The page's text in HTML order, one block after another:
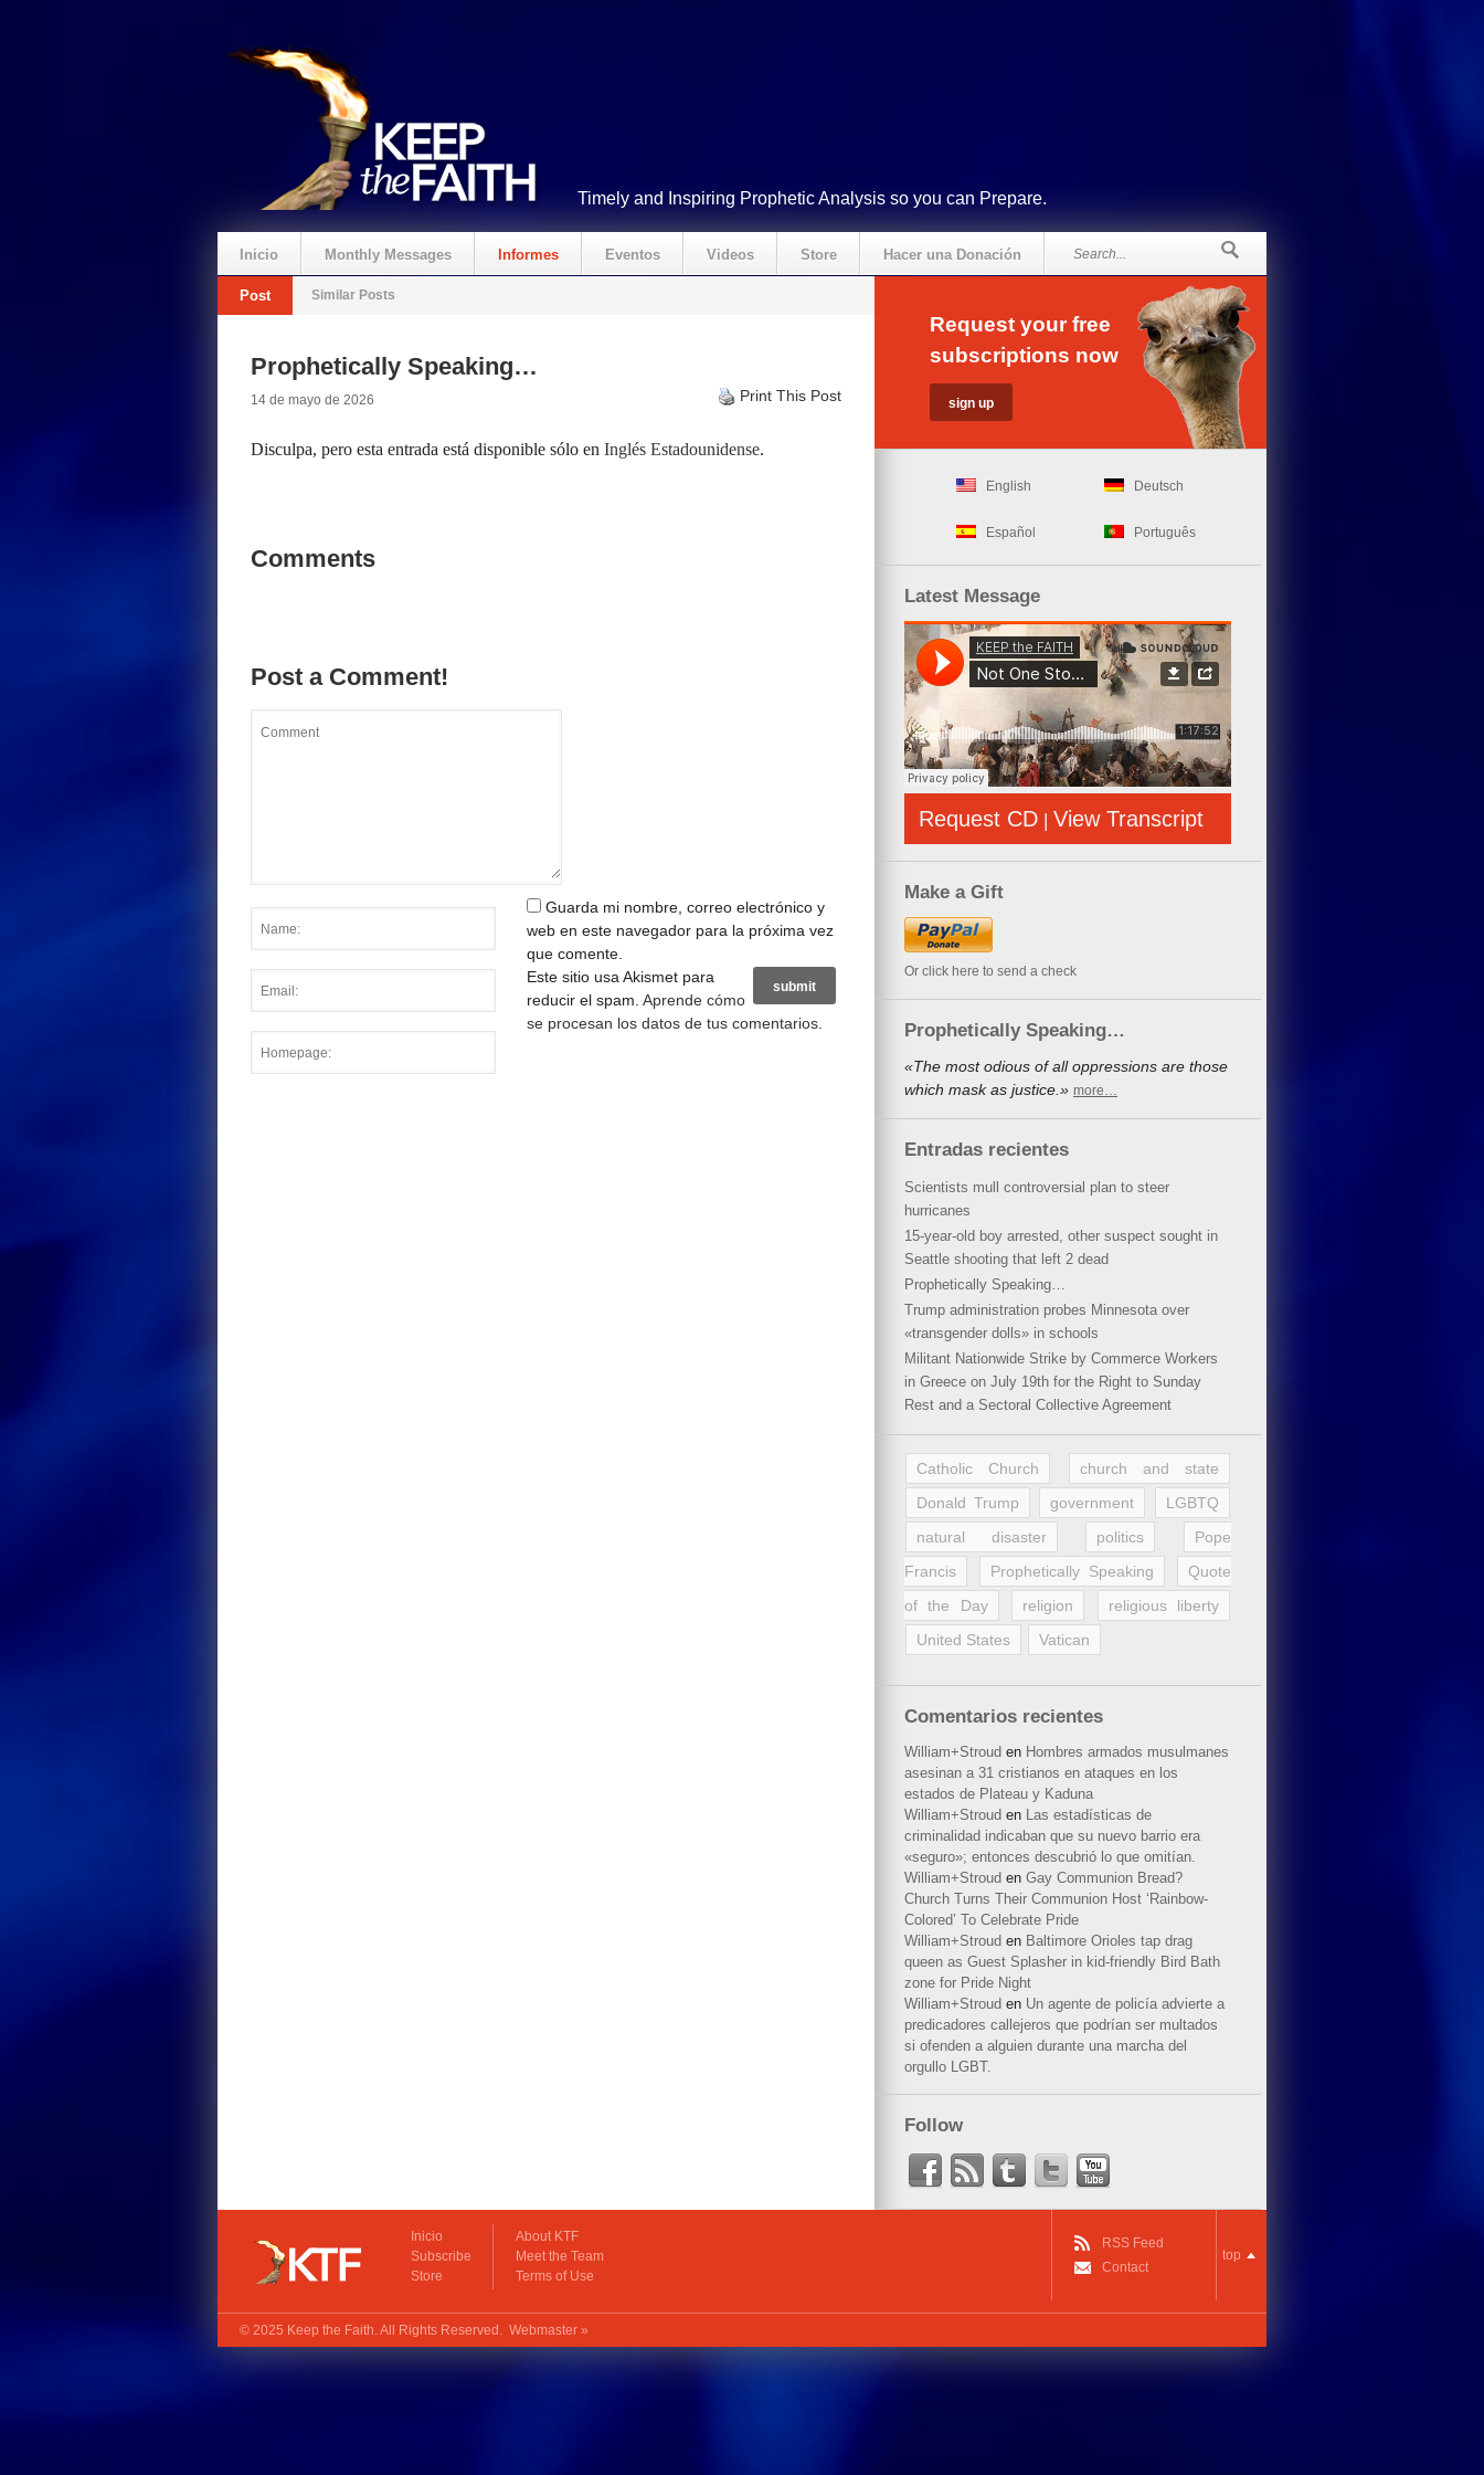
Timely and Inspiring Prophetic Analysis so you can Prepare.
Inicio Monthly Messages Informes Eventos Videos Store Hacer una Donación
Post Similar Posts
Prophetically Speaking…
14 de mayo de 2026 Print This Post
Disculpa, pero esta entrada está disponible sólo en Inglés Estadounidense.
Comments
Post a Comment!
Guarda mi nombre, correo electrónico y
web en este navegador para la próxima vez
que comente.
Este sitio usa Akismet para
reducir el spam. Aprende cómo
se procesan los datos de tus comentarios
Request your free
subscriptions now
English Deutsch
Español Português
Latest Message
Request CD | View Transcript
Make a Gift
Or click here to send a check
Prophetically Speaking…
«The most odious of all oppressions are those
which mask as justice.» more…
Entradas recientes
Scientists mull controversial plan to steer
hurricanes
15-year-old boy arrested, other suspect sought in
Seattle shooting that left 2 dead
Prophetically Speaking…
Trump administration probes Minnesota over
«transgender dolls» in schools
Militant Nationwide Strike by Commerce Workers
in Greece on July 19th for the Right to Sunday
Rest and a Sectoral Collective Agreement
Catholic Church
church and state
Donald Trump
government
LGBTQ
natural disaster
politics
Pope
Francis
Prophetically Speaking
Quote
of the Day
religion
religious liberty
United States
Vatican
Comentarios recientes
William+Stroud en Hombres armados musulmanes
asesinan a 31 cristianos en ataques en los
estados de Plateau y Kaduna
William+Stroud en Las estadísticas de
criminalidad indicaban que su nuevo barrio era
«seguro»; entonces descubrió lo que omitían.
William+Stroud en Gay Communion Bread?
Church Turns Their Communion Host ‘Rainbow-
Colored’ To Celebrate Pride
William+Stroud en Baltimore Orioles tap drag
queen as Guest Splasher in kid-friendly Bird Bath
zone for Pride Night
William+Stroud en Un agente de policía advierte a
predicadores callejeros que podrían ser multados
si ofenden a alguien durante una marcha del
orgullo LGBT.
Follow
Inicio
Subscribe
Store
About KTF
Meet the Team
Terms of Use
RSS Feed
Contact
top
© 2025 Keep the Faith. All Rights Reserved. Webmaster »